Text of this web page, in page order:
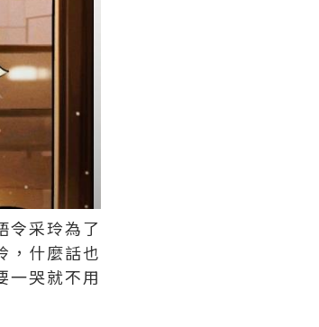
令采玲為了
，什麼話也
一哭就不用